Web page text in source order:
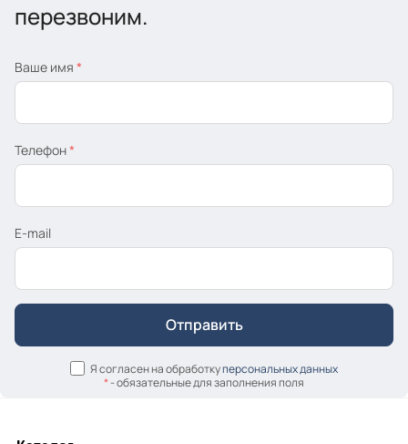
перезвоним.
Ваше имя *
Телефон*
E-mail
Я согласен на обработкуперсональных данных
*- обязательные для заполнения поля